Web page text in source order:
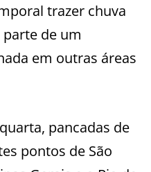
trazer chuva
de um
em outras áreas
pancadas de
pontos de São